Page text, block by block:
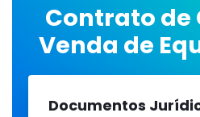
Contrato de
Venda de
Documentos